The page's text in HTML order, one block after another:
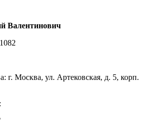
Валентинович
г. Москва, ул. Артековская, д. 5, корп.